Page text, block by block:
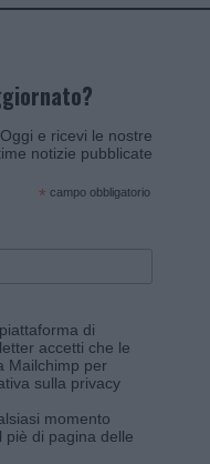
e ricevi le nostre
notizie pubblicate
* campo obbligatorio
di
accetti che le
Mailchimp per
sulla privacy
momento
piè di pagina delle